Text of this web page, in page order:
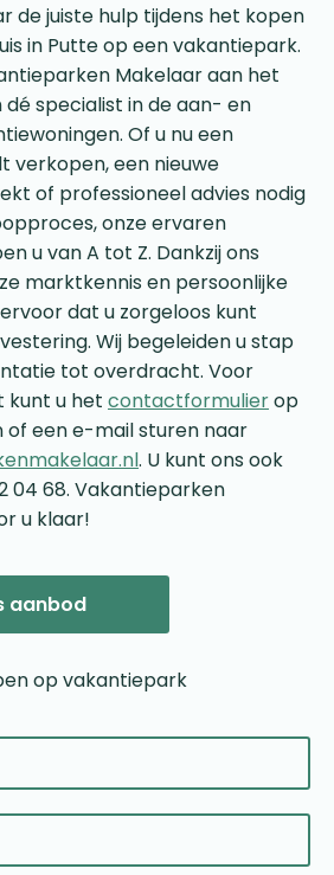
de juiste hulp tijdens het kopen
in Putte op een vakantiepark.
Makelaar aan het
dé specialist in de aan- en
Of u nu een
verkopen, een nieuwe
of professioneel advies nodig
onze ervaren
u van A tot Z. Dankzij ons
marktkennis en persoonlijke
dat u zorgeloos kunt
Wij begeleiden u stap
tot overdracht. Voor
kunt u het contactformulierop
of een e-mail sturen naar
. U kunt ons ook
04 68. Vakantieparken
u klaar!
aanbod